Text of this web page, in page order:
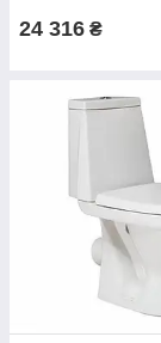
24 316 ₴